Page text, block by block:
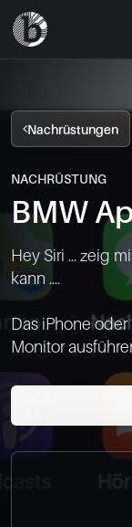
Nachrüsten
News
FAQ
Standorte
info@bimmer-
Nachrüstungen
NACHRÜSTUNG
BMW
Hey Siri ... zeig
kann ....
Das iPhone